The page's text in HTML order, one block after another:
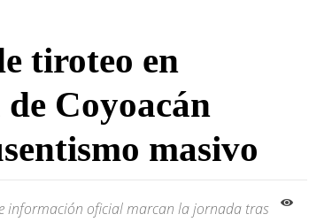
tiroteo en
Coyoacán
masivo
información oficial marcan la jornada tras